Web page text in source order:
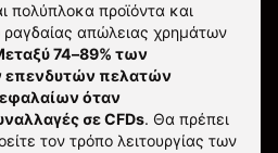
πολύπλοκα προϊόντα και
απώλειας χρημάτων
74–89% των
επενδυτών πελατών
όταν
σε CFDs. Θα πρέπει
τον τρόπο λειτουργίας των